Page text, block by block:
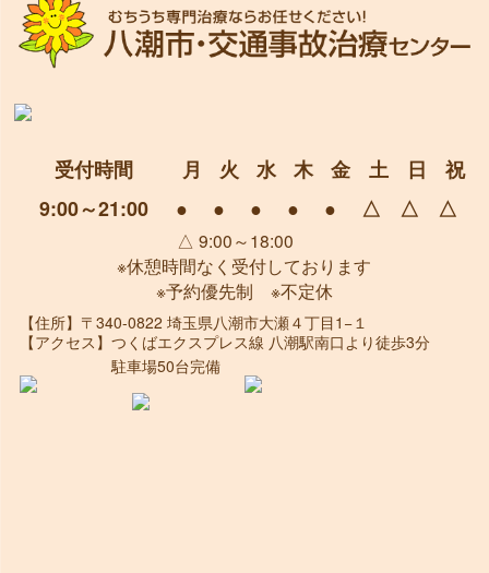
受付時間 月 火 水 木 金 土 日
祝
9:00～21:00
● ● ● ● ● △ △ △
△ 9:00～18:00
※休憩時間なく受付しております
※予約優先制 ※不定休
【住所】 〒340-0822 埼玉県八潮市大瀬４丁目1−１
【アクセス】 つくばエクスプレス線 八潮駅南口より徒歩3分
駐車場50台完備